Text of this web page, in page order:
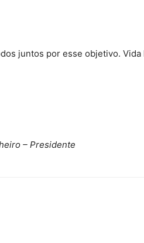
juntos por esse objetivo. Vida
– Presidente